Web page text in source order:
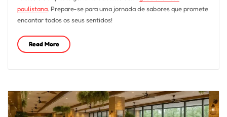
paulistana. Prepare-se para uma jornada de sabores que promete
encantar todos os seus sentidos!
Read More